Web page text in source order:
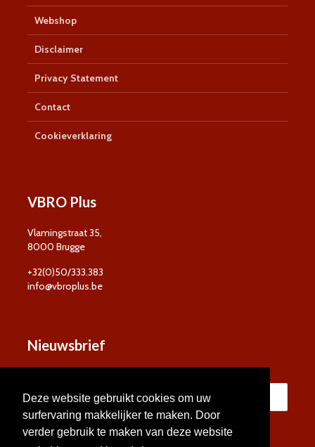
Deze website gebruikt cookies om uw
surfervaring makkelijker te maken. Door
verder gebruik te maken van deze website
Webshop
Disclaimer
Privacy Statement
Contact
Cookieverklaring
VBRO Plus
Vlamingstraat 35,
8000 Brugge
+32(0)50/333.383
info@vbroplus.be
Nieuwsbrief